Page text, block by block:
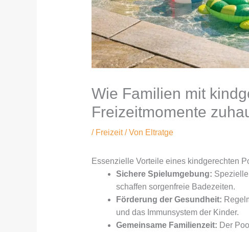
Wie Familien mit
Freizeitmomente
/ Freizeit/ Von Eltratge
Essenzielle Vorteile eines kindgerechten
Sichere Spielumgebung:
schaffen sorgenfreie Badezeiten.
Förderung der Gesundheit:
und das Immunsystem der Kinder.
Gemeinsame Familienzeit: Der